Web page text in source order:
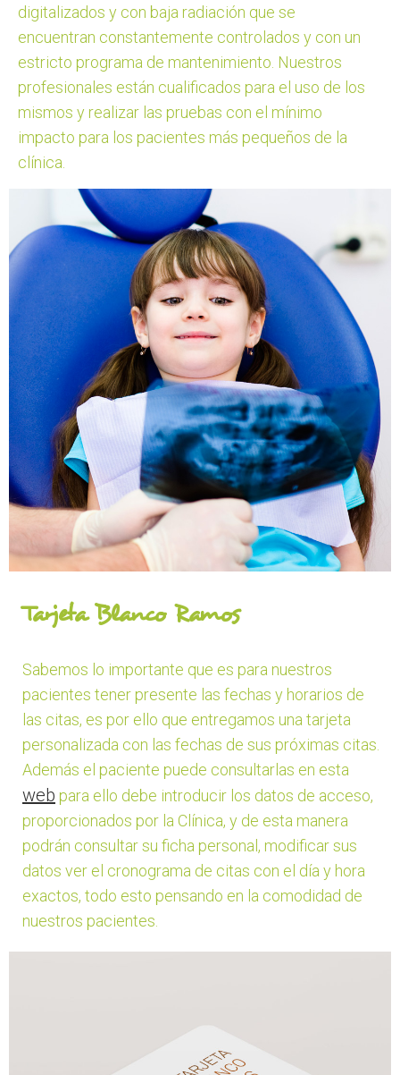
digitalizados y con baja radiación que se
encuentran constantemente controlados y con un
estricto programa de mantenimiento. Nuestros
profesionales están cualificados para el uso de los
mismos y realizar las pruebas con el mínimo
impacto para los pacientes más pequeños de la
clínica.
Tarjeta Blanco Ramos
Sabemos lo importante que es para nuestros
pacientes tener presente las fechas y horarios de
las citas, es por ello que entregamos una tarjeta
personalizada con las fechas de sus próximas citas.
Además el paciente puede consultarlas en esta
web para ello debe introducir los datos de acceso,
proporcionados por la Clínica, y de esta manera
podrán consultar su ficha personal, modificar sus
datos ver el cronograma de citas con el día y hora
exactos, todo esto pensando en la comodidad de
nuestros pacientes.